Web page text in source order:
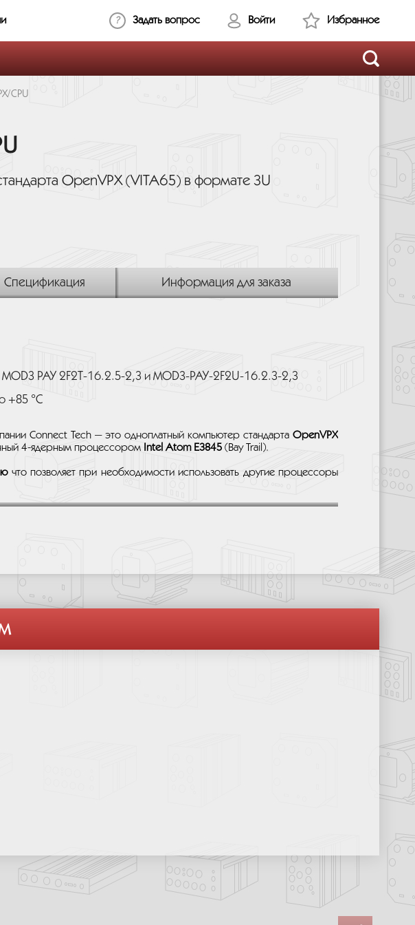
Задать вопрос Войти Избранное
CPU
OpenVPX (VITA65) в формате 3U
Спецификация Информация для заказа
PAY 2F2T-16.2.5-2,3 и MOD3-PAY-2F2U-16.2.3-2,3
+85 °C
Connect Tech — это одноплатный компьютер стандарта OpenVPX
4-ядерным процессором Intel Atom E3845 (Bay Trail).
что позволяет при необходимости использовать другие процессоры